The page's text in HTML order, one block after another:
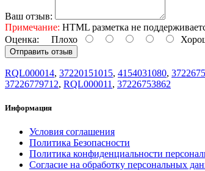
Ваш отзыв:
Примечание: HTML разметка не
Оценка: Плохо
Отправить отзыв
RQL000014, 37220151015, 4154031080,
37226779712, RQL000011 , 37226753862
Информация
Условия соглашения
Политика Безопасности
Политика конфиденциальности
Согласие на обработку персональных